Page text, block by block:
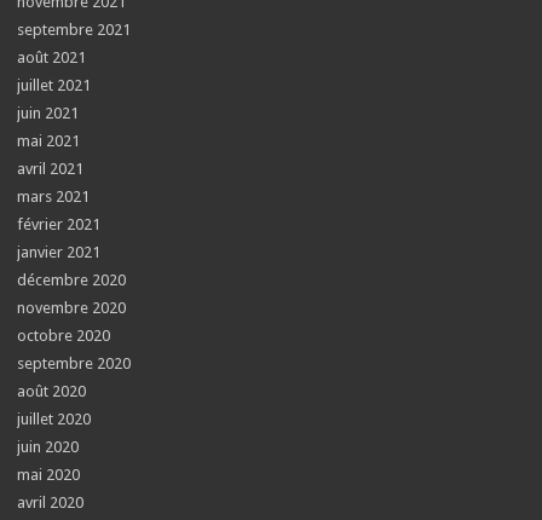
septembre 2021
août 2021
juillet 2021
juin 2021
mai 2021
avril 2021
mars 2021
février 2021
janvier 2021
décembre 2020
novembre 2020
octobre 2020
septembre 2020
août 2020
juillet 2020
juin 2020
mai 2020
avril 2020